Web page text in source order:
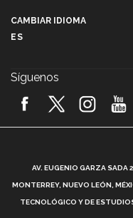
2026! (video)
¿Cómo es
CAMBIAR IDIOMA
ES
Síguenos
AV. EUGENIO GARZA
MONTERREY, NUEVO LEÓN,
TECNOLÓGICO Y DE